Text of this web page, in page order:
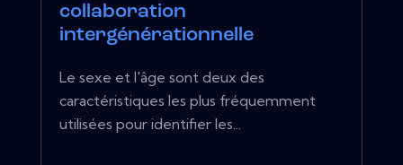
collaboration
intergénérationnelle
Le sexe et l'âge sont deux des
caractéristiques les plus fréquemment
utilisées pour identifier les...